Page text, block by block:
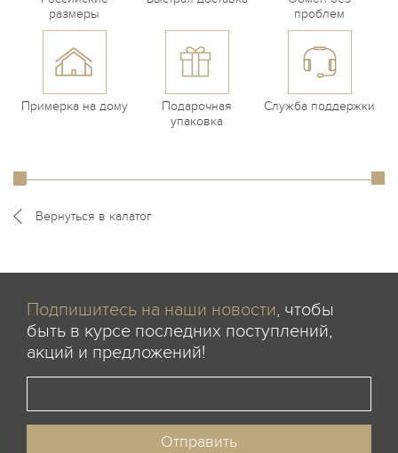
размеры
проблем
Примерка на дому
Подарочная
упаковка
Служба поддержки
Вернуться в калатог
Подпишитесь на наши новости, чтобы
быть в курсе последних поступлений,
акций и предложений!